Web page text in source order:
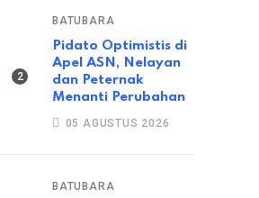
BATUBARA
Pidato Optimistis di
Apel ASN, Nelayan
dan Peternak
Menanti Perubahan
05 AGUSTUS 2026
BATUBARA